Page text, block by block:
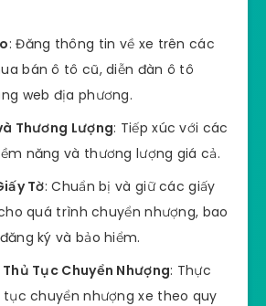
: Đăng thông tin về xe trên các
bán ô tô cũ, diễn đàn ô tô
web địa phương.
Thương Lượng: Tiếp xúc với các
năng và thương lượng giá cả.
Tờ: Chuẩn bị và giữ các giấy
quá trình chuyển nhượng, bao
ký và bảo hiểm.
Tục Chuyển Nhượng: Thực
chuyển nhượng xe theo quy